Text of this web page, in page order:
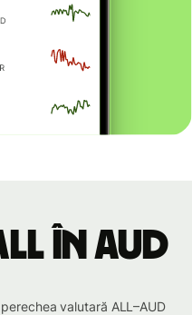
în AUD
valutară ALL–AUD